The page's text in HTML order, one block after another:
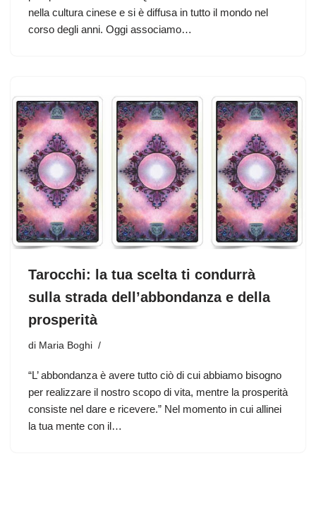
nella cultura cinese e si è diffusa in tutto il mondo nel
corso degli anni. Oggi associamo…
Tarocchi: la tua scelta ti condurrà
sulla strada dell’abbondanza e della
prosperità
di Maria Boghi
“L’ abbondanza è avere tutto ciò di cui abbiamo bisogno
per realizzare il nostro scopo di vita, mentre la prosperità
consiste nel dare e ricevere.” Nel momento in cui allinei
la tua mente con il…